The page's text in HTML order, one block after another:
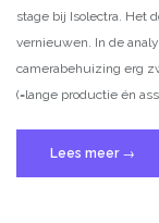
stage bij Isolectra. Het
vernieuwen. In de
camerabehuizing erg
(=lange productie én
Lees meer “PTZ
→